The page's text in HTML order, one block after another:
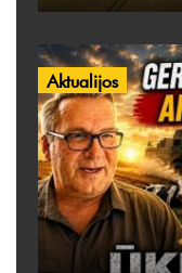
Aktualijos